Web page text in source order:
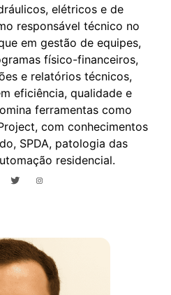
elétricos e de
responsável técnico no
em gestão de equipes,
físico-financeiros,
e relatórios técnicos,
eficiência, qualidade e
ferramentas como
com conhecimentos
SPDA, patologia das
residencial.